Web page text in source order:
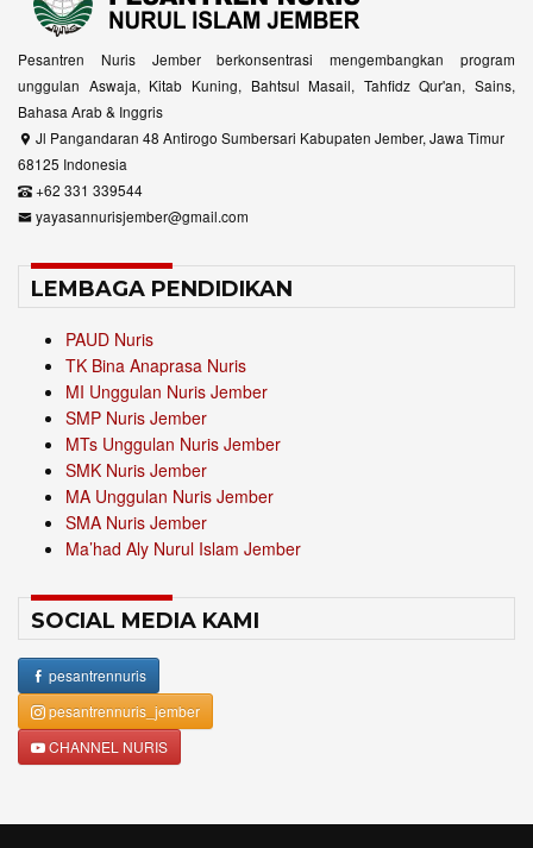
Pesantren Nuris Jember berkonsentrasi mengembangkan program
unggulan Aswaja, Kitab Kuning, Bahtsul Masail, Tahfidz Qur'an, Sains,
Bahasa Arab & Inggris
Jl Pangandaran 48 Antirogo Sumbersari Kabupaten Jember, Jawa Timur
68125 Indonesia
+62 331 339544
yayasannurisjember@gmail.com
LEMBAGA PENDIDIKAN
PAUD Nuris
TK Bina Anaprasa Nuris
MI Unggulan Nuris Jember
SMP Nuris Jember
MTs Unggulan Nuris Jember
SMK Nuris Jember
MA Unggulan Nuris Jember
SMA Nuris Jember
Ma’had Aly Nurul Islam Jember
SOCIAL MEDIA KAMI
pesantrennuris
pesantrennuris_jember
CHANNEL NURIS